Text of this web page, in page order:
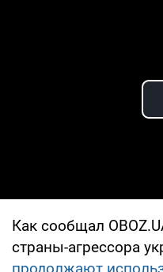
Как сообщал
страны-агрессора
продолжают